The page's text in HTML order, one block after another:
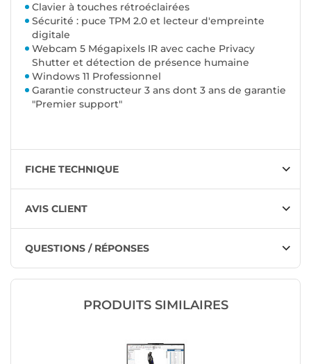
Clavier à touches rétroéclairées
Sécurité : puce TPM 2.0 et lecteur d'empreinte
digitale
Webcam 5 Mégapixels IR avec cache Privacy
Shutter et détection de présence humaine
Windows 11 Professionnel
Garantie constructeur 3 ans dont 3 ans de garantie
"Premier support"
FICHE TECHNIQUE
AVIS CLIENT
QUESTIONS / RÉPONSES
PRODUITS SIMILAIRES